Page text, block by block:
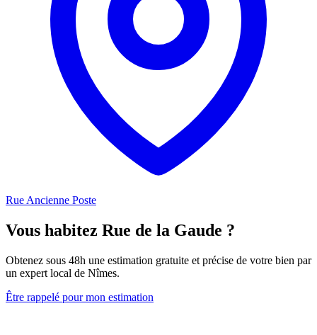
Rue Ancienne Poste
Vous habitez Rue de la Gaude ?
Obtenez sous 48h une estimation gratuite et précise de votre bien par
un expert local de Nîmes.
Être rappelé pour mon estimation